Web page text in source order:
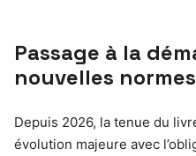
Passage à la
nouvelles
Depuis 2026, la tenue du
évolution majeure avec